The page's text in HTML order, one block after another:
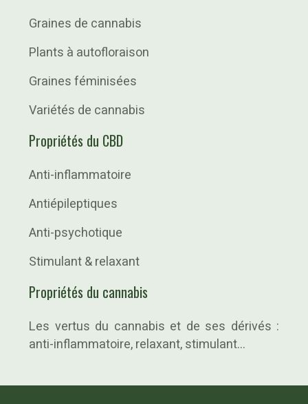
Graines de cannabis
Plants à autofloraison
Graines féminisées
Variétés de cannabis
Propriétés du CBD
Anti-inflammatoire
Antiépileptiques
Anti-psychotique
Stimulant & relaxant
Propriétés du cannabis
Les vertus du cannabis et de ses dérivés :
anti-inflammatoire, relaxant, stimulant…